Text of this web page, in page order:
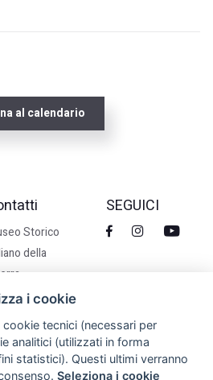
al calendario
Storico
della
Castelbarco 7,
TN
0464 438100
SEGUICI
i cookie
tecnici (necessari per
analitici (utilizzati in forma
statistici). Questi ultimi verranno
Seleziona i cookie